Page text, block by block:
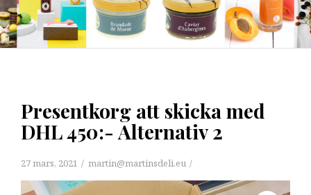
Presentkorg att skicka med
DHL 450:- Alternativ 2
27 mars, 2021 martin@martinsdeli.eu